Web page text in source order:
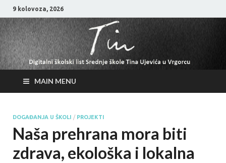
9 kolovoza, 2026
MAIN MENU
DOGAĐANJA U ŠKOLI / PROJEKTI
Naša prehrana mora biti
zdrava, ekološka i lokalna